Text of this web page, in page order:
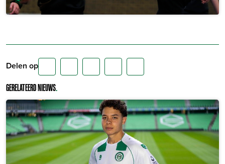
Delen op
GERELATEERD NIEUWS.